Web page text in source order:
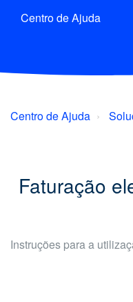
Centro de Ajuda
Centro de Ajuda
Faturação
Instruções para a